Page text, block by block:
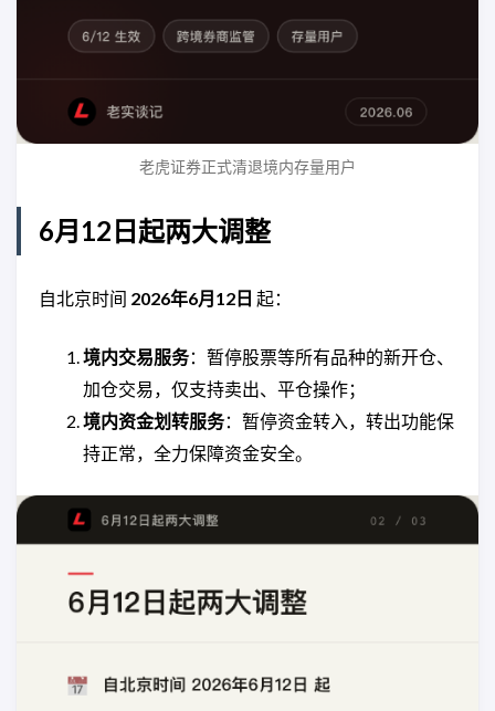
老虎证券正式清退境内存量用户
6月12日起两大调整
自北京时间 2026年6月12日 起：
境内交易服务：暂停股票等所有品种的新开仓、
加仓交易，仅支持卖出、平仓操作；
境内资金划转服务：暂停资金转入，转出功能保
持正常，全力保障资金安全。